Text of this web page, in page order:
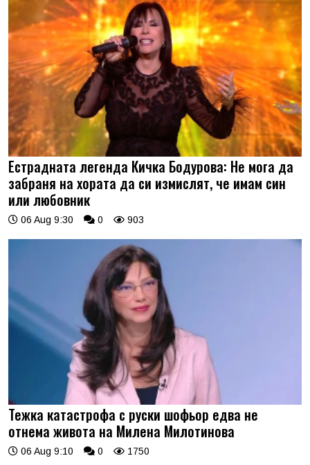
Естрадната легенда Кичка Бодурова: Не мога да
забраня на хората да си измислят, че имам син
или любовник
06 Aug 9:30 0 903
Тежка катастрофа с руски шофьор едва не
отнема живота на Милена Милотинова
06 Aug 9:10 0 1750